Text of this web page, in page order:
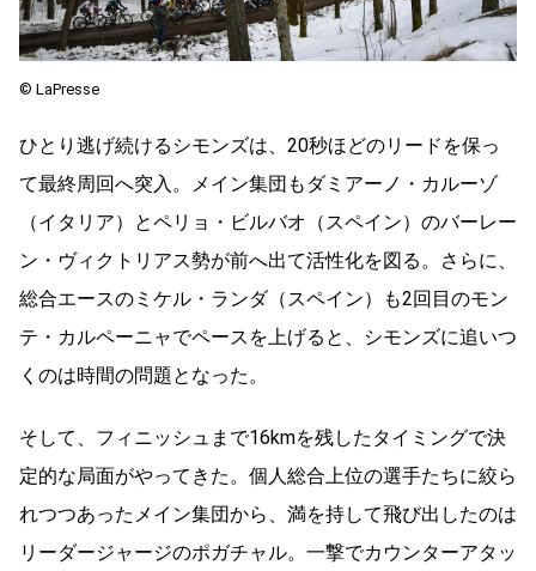
©︎ LaPresse
ひとり逃げ続けるシモンズは、 20秒ほどのリードを保っ
て最終周回へ突入。メイン集団もダミアーノ・カルーゾ
（イタリア）とペリョ・ビルバオ（スペイン）のバーレー
ン・ヴィクトリアス勢が前へ出て活性化を図る。さらに、
総合エースのミケル・ランダ（スペイン）も2回目のモン
テ・カルペーニャでペースを上げると、シモンズに追いつ
くのは時間の問題となった。
そして、フィニッシュまで16kmを残したタイミングで決
定的な局面がやってきた。個人総合上位の選手たちに絞ら
れつつあったメイン集団から、満を持して飛び出したのは
リーダージャージのポガチャル。一撃でカウンターアタッ